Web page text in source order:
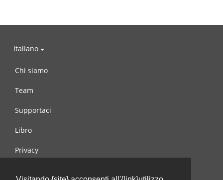
Italiano
Chi siamo
Team
Supportaci
Libro
Privacy